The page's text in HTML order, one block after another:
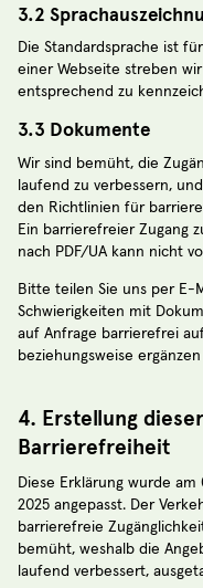
3.2
Die Standardsprache ist
einer Webseite streben
entsprechend zu
3.3 Dokumente
Wir sind bemüht, die
laufend zu verbessern,
den Richtlinien für
Ein barrierefreier Zugang
nach PDF/UA kann nicht
Bitte teilen Sie uns per E-
Schwierigkeiten mit
auf Anfrage barrierefrei
beziehungsweise
4. Erstellung
Barrierefreiheit
Diese Erklärung wurde
2025 angepasst. Der
barrierefreie
bemüht, weshalb die
laufend verbessert,